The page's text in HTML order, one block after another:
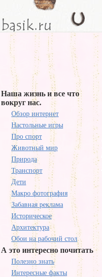
Наша жизнь и все что
вокруг нас.
Обзор интернет
Настольные игры
Про спорт
Животный мир
Природа
Транспорт
Дети
Макро фотография
Забавная реклама
Историческое
Архитектура
Обои на рабочий стол
А это интересно почитать
Полезно знать
Интересные факты